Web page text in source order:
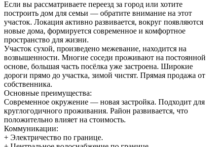
Если вы рассматриваете переезд за город или хотите
построить дом для семьи — обратите внимание на этот
участок. Локация активно развивается, вокруг появляются
новые дома, формируется современное и комфортное
пространство для жизни.
Участок сухой, произведено межевание, находится на
возвышенности. Многие соседи проживают на постоянной
основе, большая часть посёлка уже застроена. Широкие
дороги прямо до участка, зимой чистят. Прямая продажа от
собственника.
Основные преимущества:
Современное окружение — новая застройка. Подходит для
круглогодичного проживания. Район развивается, что
положительно влияет на стоимость.
Коммуникации:
+ Электричество по границе.